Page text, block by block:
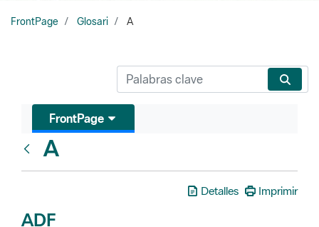
FrontPage Glosari A
FrontPage
A
Detalles Imprimir
ADF